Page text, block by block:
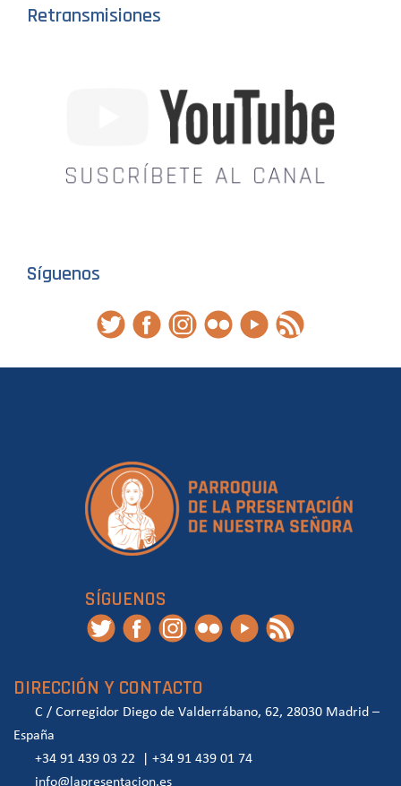
Retransmisiones
Síguenos
SÍGUENOS
DIRECCIÓN Y CONTACTO
C / Corregidor Diego de Valderrábano, 62, 28030 Madrid –
España
+34 91 439 03 22
+34 91 439 01 74
info@lapresentacion.es